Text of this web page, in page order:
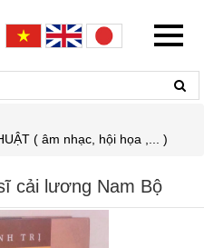
( âm nhạc, hội họa ,... )
cải lương Nam Bộ